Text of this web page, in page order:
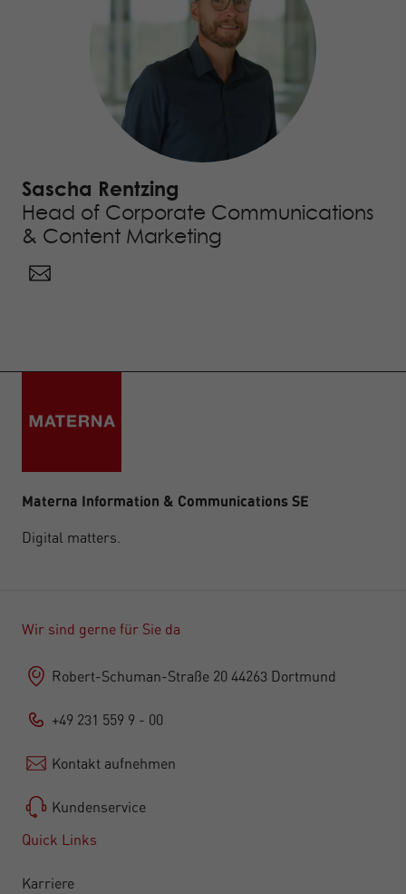
Sascha Rentzing
Head of Corporate Communications
& Content Marketing
Materna Information & Communications SE
Digital matters.
Wir sind gerne für Sie da
Robert-Schuman-Straße 20 44263 Dortmund
+49 231 559 9 - 00
Kontakt aufnehmen
Kundenservice
Quick Links
Karriere